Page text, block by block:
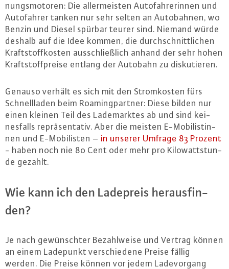
nungs­mo­to­ren: Die al­ler­meis­ten Au­to­fah­re­rin­nen und
Au­to­fah­rer tanken nur sehr selten an Au­to­bah­nen, wo
Benzin und Diesel spürbar teurer sind. Niemand würde
deshalb auf die Idee kommen, die durch­schnitt­li­chen
Kraft­stoff­kos­ten aus­schließ­lich anhand der sehr hohen
Kraft­stoff­prei­se entlang der Autobahn zu dis­ku­tie­ren.
Genauso verhält es sich mit den Strom­kos­ten fürs
Schnell­la­den beim Roa­ming­part­ner: Diese bilden nur
einen kleinen Teil des La­de­mark­tes ab und sind kei­
nes­falls re­prä­sen­ta­tiv. Aber die meisten E-Mo­bi­lis­tin­
nen und E-Mo­bi­lis­ten – in unserer Umfrage 83 Prozent
- haben noch nie 80 Cent oder mehr pro Ki­lo­watt­stun­
de gezahlt.
Wie kann ich den Ladepreis her­aus­fin­
den?
Je nach ge­wünsch­ter Be­zahl­wei­se und Vertrag können
an einem Ladepunkt ver­schie­de­ne Preise fällig
werden. Die Preise können vor jedem La­de­vor­gang